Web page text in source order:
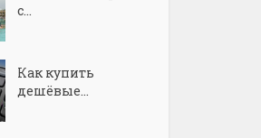
с...
Как купить
дешёвые...